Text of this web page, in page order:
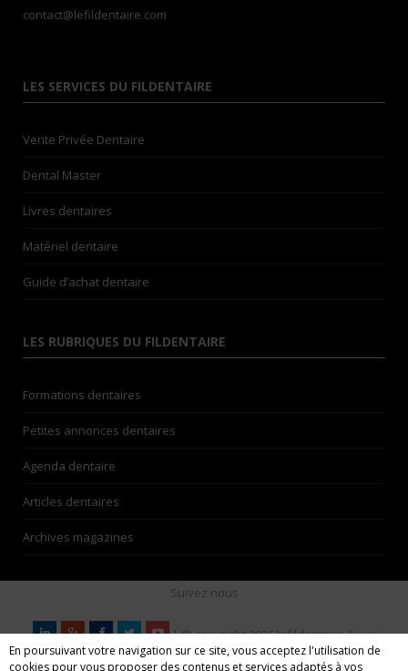
En poursuivant votre navigation sur ce site, vous acceptez l'utilisation de
cookies pour vous proposer des contenus et services adaptés à vos
contact@lefildentaire.com
LES SERVICES DU FILDENTAIRE
Vente Privée Dentaire
Dental Master
Livres dentaires
Matériel dentaire
Guide d’achat dentaire
LES RUBRIQUES DU FILDENTAIRE
Formations dentaires
Petites annonces dentaires
Agenda dentaire
Articles dentaires
Archives magazines
Suivez nous
| © copyright 2026 lefildentaire |Les
auteurs| Espace annonceurs | Nos partenaires |Mentions